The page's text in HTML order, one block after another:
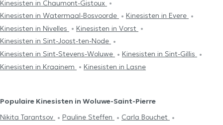
Kinesisten in Chaumont-Gistoux
Kinesisten in Watermaal-Bosvoorde
Kinesisten in Evere
Kinesisten in Nivelles
Kinesisten in Vorst
Kinesisten in Sint-Joost-ten-Node
Kinesisten in Sint-Stevens-Woluwe
Kinesisten in Sint-Gillis
Kinesisten in Kraainem
Kinesisten in Lasne
Populaire Kinesisten in Woluwe-Saint-Pierre
Nikita Tarantsov
Pauline Steffen
Carla Bouchet